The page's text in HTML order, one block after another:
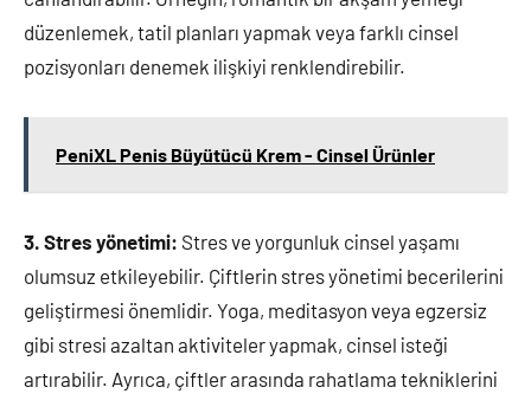
düzenlemek, tatil planları yapmak veya farklı cinsel
pozisyonları denemek ilişkiyi renklendirebilir.
PeniXL Penis Büyütücü Krem - Cinsel Ürünler
3. Stres yönetimi: Stres ve yorgunluk cinsel yaşamı
olumsuz etkileyebilir. Çiftlerin stres yönetimi becerilerini
geliştirmesi önemlidir. Yoga, meditasyon veya egzersiz
gibi stresi azaltan aktiviteler yapmak, cinsel isteği
artırabilir. Ayrıca, çiftler arasında rahatlama tekniklerini